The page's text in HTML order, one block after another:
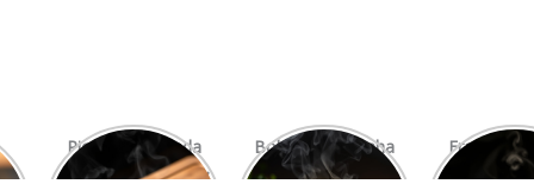
Picanha Grelhada
com Chimichurri
Bolo de Pamonha
na Palha
Frango
com